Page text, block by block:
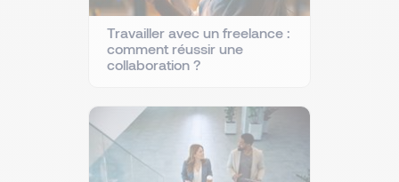
Travailler avec un freelance :
comment réussir une
collaboration ?